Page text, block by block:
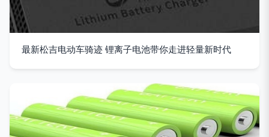
最新松吉电动车骑迹 锂离子电池带你走进轻量新时代